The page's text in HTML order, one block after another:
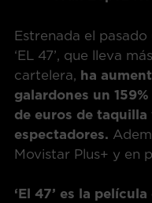
Estrenada el
‘EL 47’, que lleva
cartelera, ha
galardones un
de euros de
espectadores.
Movistar Plus+ y en
‘El 47’ es la